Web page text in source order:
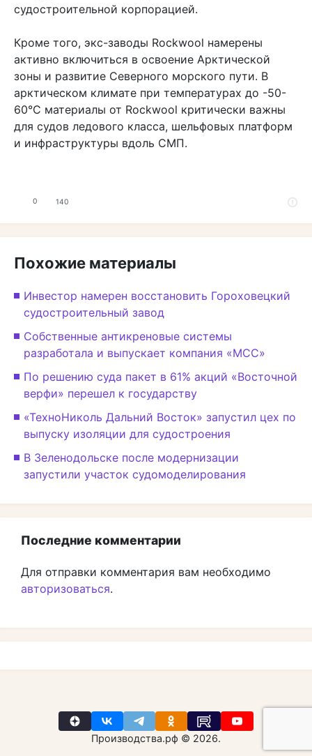
судостроительной корпорацией.
Кроме того, экс-заводы Rockwool намерены
активно включиться в освоение Арктической
зоны и развитие Северного морского пути. В
арктическом климате при температурах до -50-
60°C материалы от Rockwool критически важны
для судов ледового класса, шельфовых платформ
и инфраструктуры вдоль СМП.
0 140
Похожие материалы
Инвестор намерен восстановить Гороховецкий
судостроительный завод
Собственные антикреновые системы
разработала и выпускает компания «МСС»
По решению суда пакет в 61% акций «Восточной
верфи» перешел к государству
«ТехноНиколь Дальний Восток» запустил цех по
выпуску изоляции для судостроения
В Зеленодольске после модернизации
запустили участок судомоделирования
Последние комментарии
Для отправки комментария вам необходимо
авторизоваться.
Производства.рф © 2026.